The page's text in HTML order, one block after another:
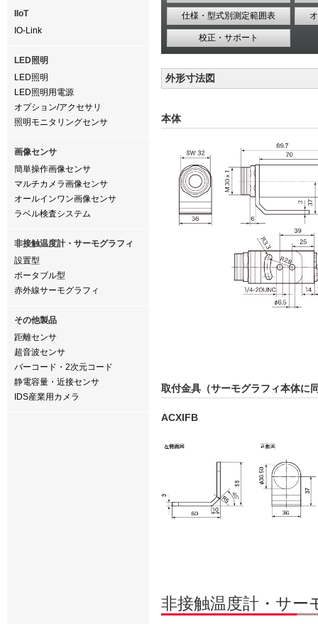
IIoT
IO-Link
LED照明
LED照明
LED照明用電源
オプション/アクセサリ
照明モニタリングセンサ
画像センサ
簡単操作画像センサ
マルチカメラ画像センサ
オールインワン画像センサ
ラベル検査システム
非接触温度計・サーモグラフィ
設置型
ポータブル型
赤外線サーモグラフィ
その他製品
距離センサ
超音波センサ
バーコード・2次元コード
静電容量・近接センサ
IDS産業用カメラ
仕様・型式別測定範囲表
校正・サポート
外形寸法図
本体
取付金具（サーモグラフィ本体に
ACXIFB
非接触温度計・サ